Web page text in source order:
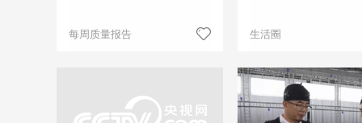
每周质量报告 生活圈